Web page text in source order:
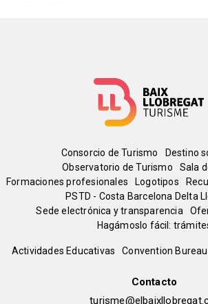
Menú
del
pie
Consorcio de Turismo
Destino
Observatorio de Turismo
Sala
Formaciones profesionales
Logotipos
PSTD - Costa Barcelona Delta
Sede electrónica y transparencia
Hagámoslo fácil:
Peu
Actividades Educativas Convention Bureau
Contacto